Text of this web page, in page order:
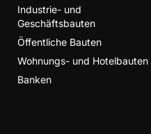
Industrie- und
Geschäftsbauten
Öffentliche Bauten
Wohnungs- und Hotelbauten
Banken